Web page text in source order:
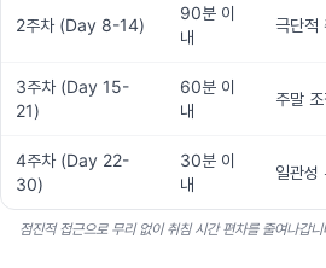
2주차 (Day 8-14)
90분 이
내
극단적
3주차 (Day 15-
21)
60분 이
내
주말
4주차 (Day 22-
30)
30분 이
내
일관성
점진적 접근으로 무리 없이 취침 시간 편차를 줄여나갑니